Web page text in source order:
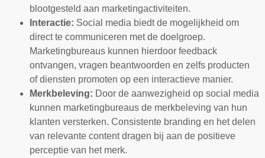
blootgesteld aan marketingactiviteiten.
Interactie: Social media biedt de mogelijkheid om
direct te communiceren met de doelgroep.
Marketingbureaus kunnen hierdoor feedback
ontvangen, vragen beantwoorden en zelfs producten
of diensten promoten op een interactieve manier.
Merkbeleving: Door de aanwezigheid op social media
kunnen marketingbureaus de merkbeleving van hun
klanten versterken. Consistente branding en het delen
van relevante content dragen bij aan de positieve
perceptie van het merk.